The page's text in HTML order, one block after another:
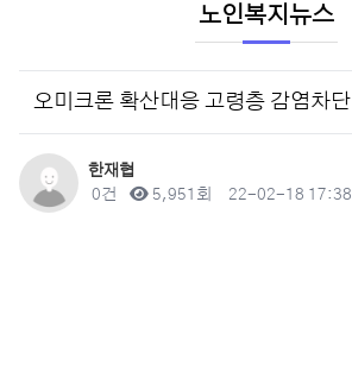
노인복지뉴스
작성자
한재협
댓글
0건 조회5,951회 작성일
22-02-18 17:38